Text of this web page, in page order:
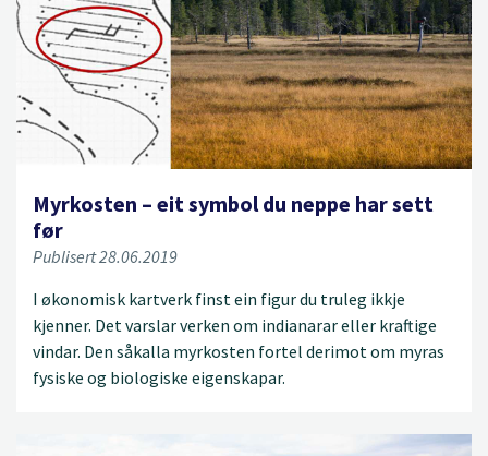
Myrkosten – eit symbol du neppe har sett
før
Publisert 28.06.2019
I økonomisk kartverk finst ein figur du truleg ikkje
kjenner. Det varslar verken om indianarar eller kraftige
vindar. Den såkalla myrkosten fortel derimot om myras
fysiske og biologiske eigenskapar.